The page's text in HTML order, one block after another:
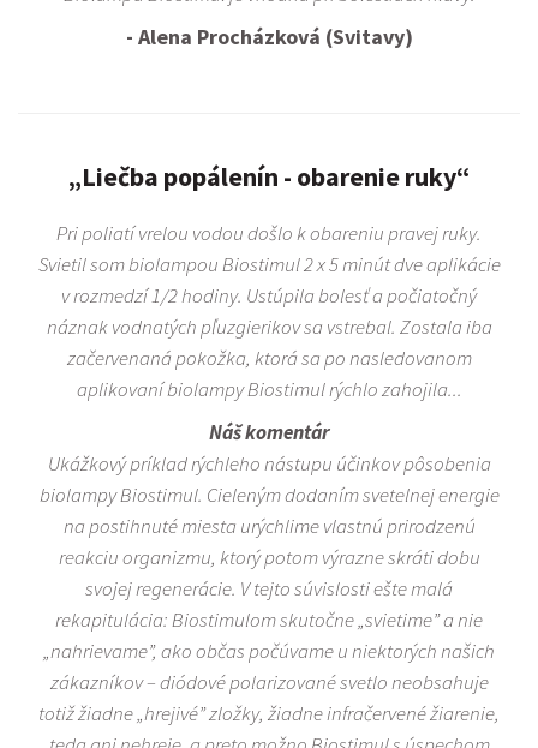
- Alena Procházková (Svitavy)
„Liečba popálenín - obarenie ruky“
Pri poliatí vrelou vodou došlo k obareniu pravej ruky.
Svietil som biolampou Biostimul 2 x 5 minút dve aplikácie
v rozmedzí 1/2 hodiny. Ustúpila bolesť a počiatočný
náznak vodnatých pľuzgierikov sa vstrebal. Zostala iba
začervenaná pokožka, ktorá sa po nasledovanom
aplikovaní biolampy Biostimul rýchlo zahojila...
Náš komentár
Ukážkový príklad rýchleho nástupu účinkov pôsobenia
biolampy Biostimul. Cieleným dodaním svetelnej energie
na postihnuté miesta urýchlime vlastnú prirodzenú
reakciu organizmu, ktorý potom výrazne skráti dobu
svojej regenerácie. V tejto súvislosti ešte malá
rekapitulácia: Biostimulom skutočne „svietime” a nie
„nahrievame”, ako občas počúvame u niektorých našich
zákazníkov – diódové polarizované svetlo neobsahuje
totiž žiadne „hrejivé” zložky, žiadne infračervené žiarenie,